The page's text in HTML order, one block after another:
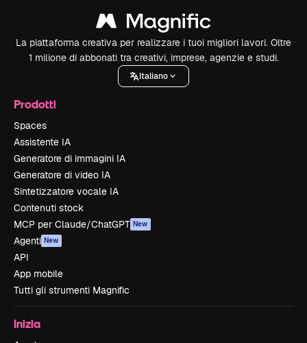
La piattaforma creativa per realizzare i tuoi migliori lavori. Oltre
1 milione di abbonati tra creativi, imprese, agenzie e studi.
Italiano
Prodotti
Spaces
Assistente IA
Generatore di immagini IA
Generatore di video IA
Sintetizzatore vocale IA
Contenuti stock
MCP per Claude/ChatGPT New
Agenti New
API
App mobile
Tutti gli strumenti Magnific
Inizia